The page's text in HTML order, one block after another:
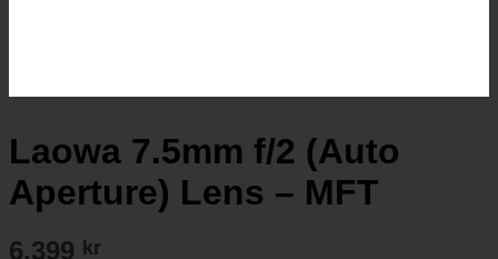
Laowa 7.5mm f/2 (Auto
Aperture) Lens – MFT
6,399 kr